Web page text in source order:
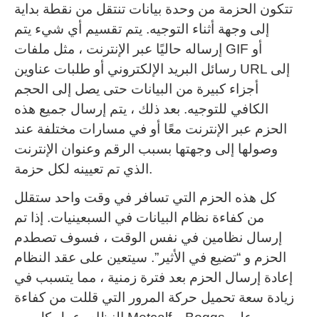
تتكون الحزمة من وحدة بيانات تنتقل من نقطة بداية
إلى وجهة أثناء التوجيه. يتم تقسيم أي شيء يتم
إرساله حاليًا عبر الإنترنت ، مثل ملفات GIF أو
رسائل البريد الإلكتروني أو طلبات عناوين URL إلى
أجزاء كبيرة من البيانات حتى يصل إلى الحجم
الكافي للتوجيه. بعد ذلك ، يتم إرسال جميع هذه
الحزم عبر الإنترنت معًا أو في مسارات مختلفة عند
وصولها إلى وجهتها بسبب الرقم وعنوان الإنترنت
الذي تم تعيينه لكل حزمة.
كل هذه الحزم التي تسافر في وقت واحد ستقلل
من كفاءة نظام البيانات في السبعينيات. إذا تم
إرسال نظامين في نفس الوقت ، فسوف تصطدم
الحزم و “تضيع في الأثير”. سيتعين على عقد النظام
إعادة إرسال الحزم بعد فترة زمنية ، مما يتسبب في
زيادة سعة تحميل حركة المرور التي قللت من كفاءة